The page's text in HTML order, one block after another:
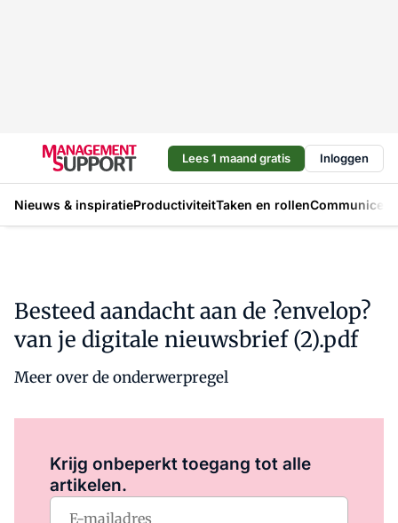
Lees 1 maand gratis Inloggen
Nieuws & inspiratieProductiviteitTaken en rollen
Besteed aandacht aan de ?envelop?
van je digitale nieuwsbrief (2).pdf
Meer over de onderwerpregel
Krijg onbeperkt toegang tot alle
artikelen.